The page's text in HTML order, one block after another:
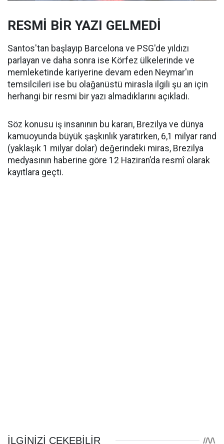
RESMİ BİR YAZI GELMEDİ
Santos'tan başlayıp Barcelona ve PSG'de yıldızı
parlayan ve daha sonra ise Körfez ülkelerinde ve
memleketinde kariyerine devam eden Neymar'ın
temsilcileri ise bu olağanüstü mirasla ilgili şu an için
herhangi bir resmi bir yazı almadıklarını açıkladı.
Söz konusu iş insanının bu kararı, Brezilya ve dünya
kamuoyunda büyük şaşkınlık yaratırken, 6,1 milyar rand
(yaklaşık 1 milyar dolar) değerindeki miras, Brezilya
medyasının haberine göre 12 Haziran’da resmî olarak
kayıtlara geçti.